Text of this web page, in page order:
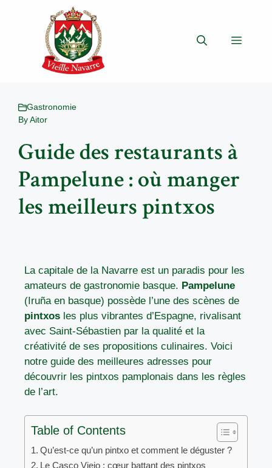
Menu
Gastronomie
ByAitor
Guide des restaurants à
Pampelune : où manger
les meilleurs pintxos
La capitale de la Navarre est un paradis pour les
amateurs de gastronomie basque. Pampelune
(Iruña en basque) possède l’une des scènes de
pintxos les plus vibrantes d’Espagne, rivalisant
avec Saint-Sébastien par la qualité et la
créativité de ses propositions culinaires. Voici
notre guide des meilleures adresses pour
découvrir les pintxos pamplonais dans les règles
de l’art.
Table of Contents
Qu’est-ce qu’un pintxo et comment le déguster ?
Le Casco Viejo : cœur battant des pintxos